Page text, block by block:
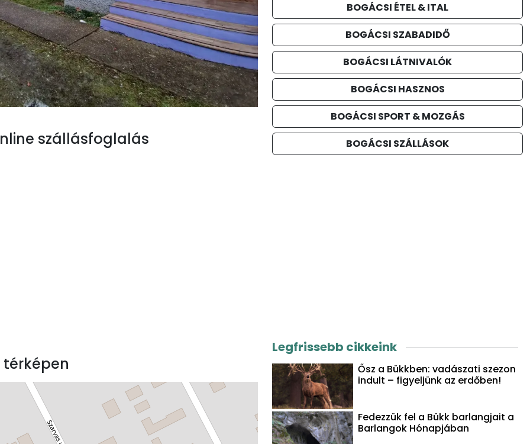
szállásfoglalás
BOGÁCSI ÉTEL & ITAL
BOGÁCSI SZABADIDŐ
BOGÁCSI LÁTNIVALÓK
BOGÁCSI HASZNOS
BOGÁCSI SPORT & MOZGÁS
BOGÁCSI SZÁLLÁSOK
Legfrissebb cikkeink
Ősz a Bükkben: vadászati szezon
indult – figyeljünk az erdőben!
Fedezzük fel a Bükk barlangjait a
Barlangok Hónapjában